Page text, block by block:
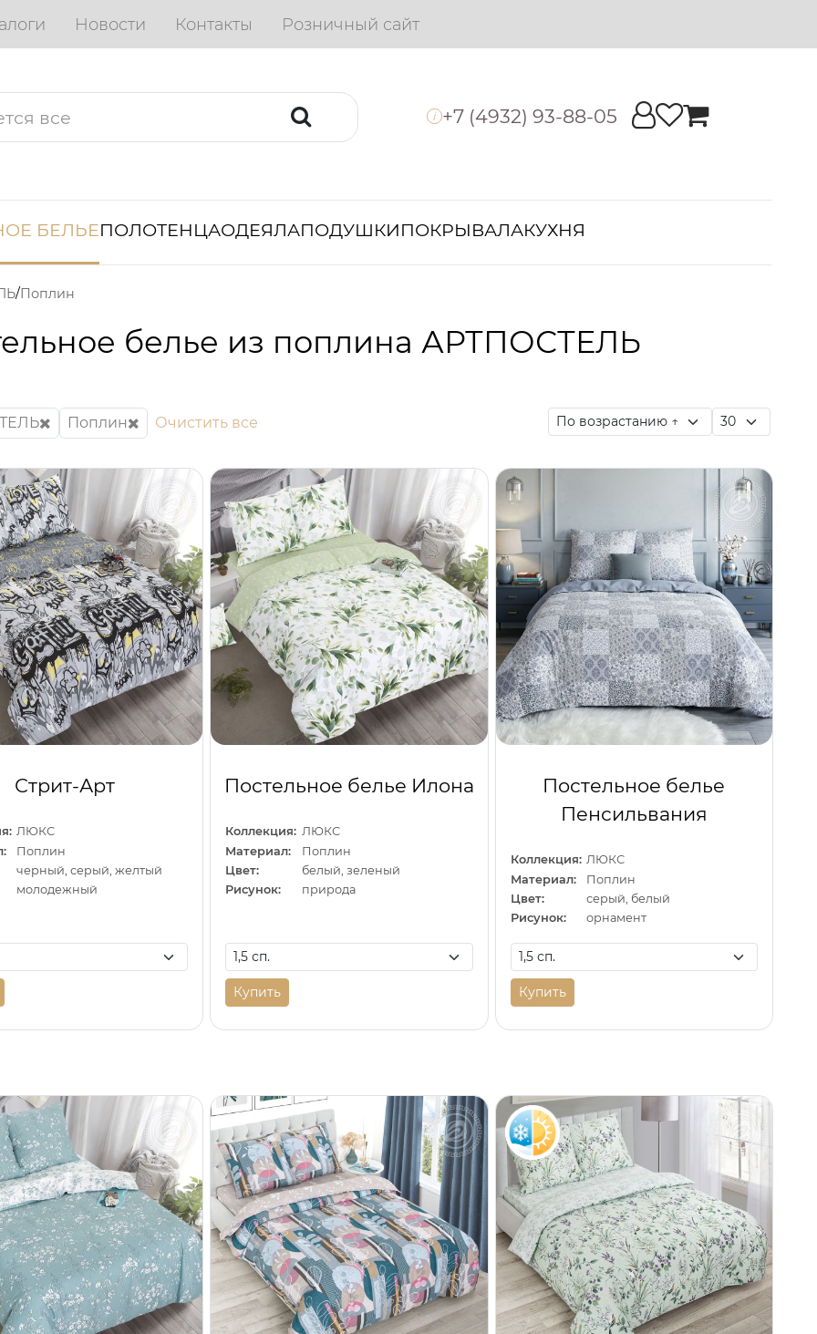
Новости Контакты Розничный сайт
i +7 (4932) 93-88-05
БЕЛЬЕПОЛОТЕНЦАОДЕЯЛАПОДУШКИПОКРЫВАЛАКУХНЯ
Поплин
белье из поплина АРТПОСТЕЛЬ
Поплин Очистить все
Стрит-Арт
ЛЮКС
Поплин
черный, серый, желтый
молодежный
Постельное белье Илона
Коллекция: ЛЮКС
Материал:
Поплин
Цвет:
белый, зеленый
Рисунок:
природа
Купить
Постельное белье
Пенсильвания
Коллекция: ЛЮКС
Материал:
Поплин
Цвет:
серый, белый
Рисунок:
орнамент
Купить